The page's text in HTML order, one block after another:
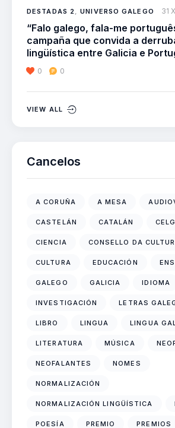
DESTADAS 2,UNIVERSO GALEGO 31
“Falo galego, fala-me
campaña que convida a
lingüística entre Galicia e
0 0
VIEW ALL
Cancelos
A CORUÑA A MESA
CASTELÁN CATALÁN
CIENCIA CONSELLO DA
CULTURA EDUCACIÓN
GALEGO GALICIA IDIOMA
INVESTIGACIÓN LETRAS
LIBRO LINGUA LINGUA
LITERATURA MÚSICA
NEOFALANTES NOMES
NORMALIZACIÓN
NORMALIZACIÓN LINGÜÍSTICA
POESÍA PREMIO PREMIOS